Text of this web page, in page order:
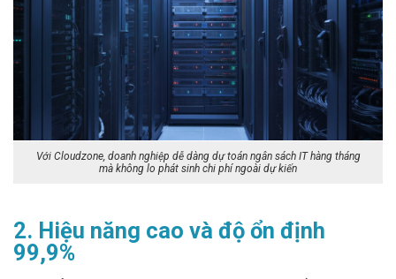
Với Cloudzone, doanh nghiệp dễ dàng dự toán ngân sách IT hàng tháng
mà không lo phát sinh chi phí ngoài dự kiến
2. Hiệu năng cao và độ ổn định
99,9%